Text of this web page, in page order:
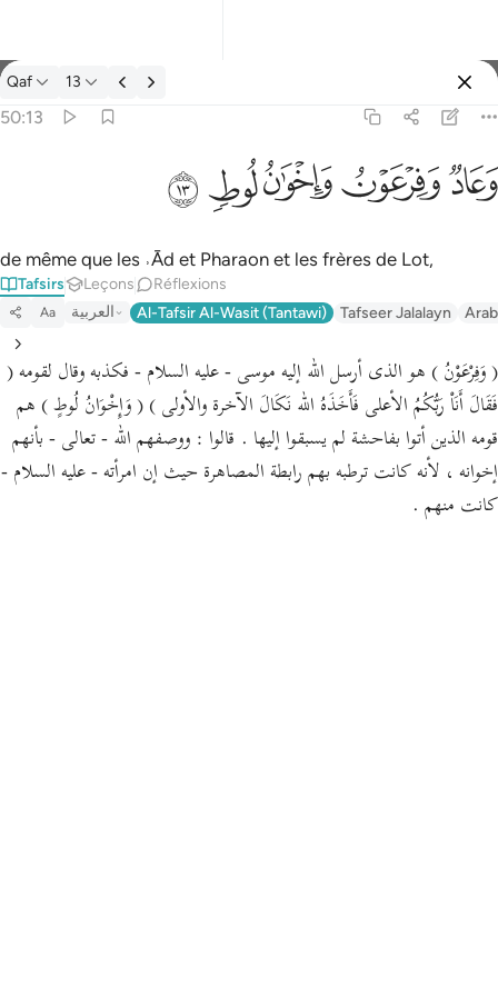
Tafsir: Qaf 50:13
Qaf 13
50:13
وَعَادٌۭ وَفِرْعَوْنُ وَإِخْوَٰنُ لُوطٍۢ ١٣
ﲳﲴﲵﲶﲷ
de même que les ˒Ād et Pharaon et les frères de Lot,
Tafsirs Leçons Réflexions
Aa العربية Al-Tafsir Al-Wasit (Tantawi) Tafseer Jalalayn
( وَفِرْعَوْنُ ) هو الذى أرسل الله إليه موسى - عليه السلام - فكذبه وقال لقومه (
فَقَالَ أَنَاْ رَبُّكُمُ الأعلى فَأَخَذَهُ الله نَكَالَ الآخرة والأولى ) ( وَإِخْوَانُ لُوطٍ ) هم
قومه الذين أتوا بفاحشة لم يسبقوا إليها . قالوا : ووصفهم الله - تعالى - بأنهم
إخوانه ، لأنه كانت ترطبه بهم رابطة المصاهرة حيث إن امرأته - عليه السلام -
كانت منهم .